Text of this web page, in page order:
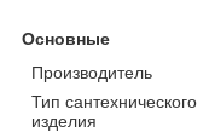
Основные
Производитель
Тип сантехнического
изделия